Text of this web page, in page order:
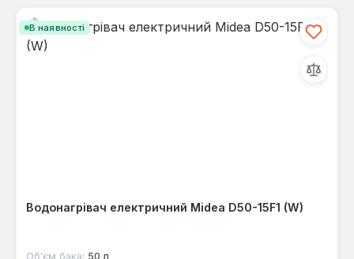
В наявності
Водонагрівач електричний Midea D50-15F1 (W)
Об'єм бака: 50 л